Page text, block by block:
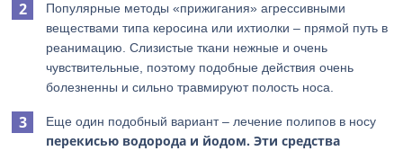
Популярные методы «прижигания» агрессивными
веществами типа керосина или ихтиолки – прямой путь в
реанимацию. Слизистые ткани нежные и очень
чувствительные, поэтому подобные действия очень
болезненны и сильно травмируют полость носа.
Еще один подобный вариант – лечение полипов в носу
перекисью водорода и йодом.Эти средства